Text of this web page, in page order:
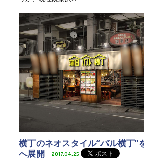
横丁のネオスタイル“バル横丁”
へ展開
2017.04.25